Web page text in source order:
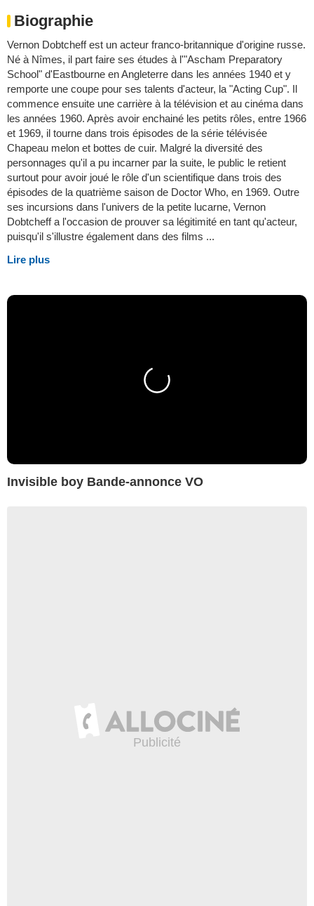
Biographie
Vernon Dobtcheff est un acteur franco-britannique d'origine russe.
Né à Nîmes, il part faire ses études à l'"Ascham Preparatory
School" d'Eastbourne en Angleterre dans les années 1940 et y
remporte une coupe pour ses talents d'acteur, la "Acting Cup". Il
commence ensuite une carrière à la télévision et au cinéma dans
les années 1960. Après avoir enchainé les petits rôles, entre 1966
et 1969, il tourne dans trois épisodes de la série télévisée
Chapeau melon et bottes de cuir. Malgré la diversité des
personnages qu'il a pu incarner par la suite, le public le retient
surtout pour avoir joué le rôle d'un scientifique dans trois des
épisodes de la quatrième saison de Doctor Who, en 1969. Outre
ses incursions dans l'univers de la petite lucarne, Vernon
Dobtcheff a l'occasion de prouver sa légitimité en tant qu'acteur,
puisqu'il s'illustre également dans des films ...
Lire plus
Invisible boy Bande-annonce VO